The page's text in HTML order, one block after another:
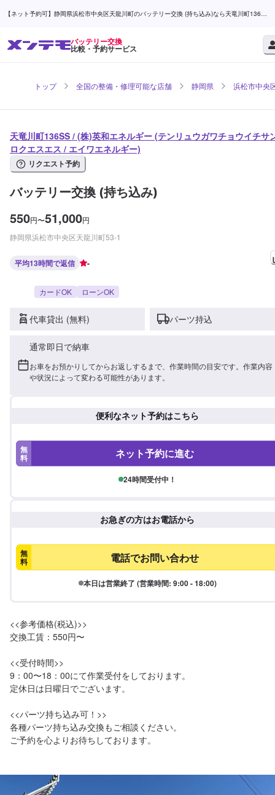
【ネット予約可】静岡県浜松市中央区天龍川町のバッテリー交換 (持ち込み)なら天竜川町136SS
バッテリー交換
比較・予約サービス
トップ 全国の整備・修理可能な店舗 静岡県 浜松市中央
天竜川町136SS / (株)英和エネルギー (テンリュウガワチョウイチサ
ロクエスエス / エイワエネルギー)
リクエスト予約
バッテリー交換 (持ち込み)
550円〜51,000円
静岡県浜松市中央区天龍川町53-1
平均13時間で返信 -
カードOK ローンOK
代車貸出 (無料) パーツ持込
通常即日で納車
お車をお預かりしてからお返しするまで、作業時間の目安です。作業内容
や状況によって変わる可能性があります。
便利なネット予約はこちら
無
料 ネット予約に進む
24時間受付中！
お急ぎの方はお電話から
無
料 電話でお問い合わせ
本日は営業終了 (営業時間: 9:00 - 18:00)
<<参考価格(税込)>>
交換工賃：550円〜
<<受付時間>>
9：00〜18：00にて作業受付をしております。
定休日は日曜日でございます。
<<パーツ持ち込み可！>>
各種パーツ持ち込み交換もご相談ください。
ご予約を心よりお待ちしております。